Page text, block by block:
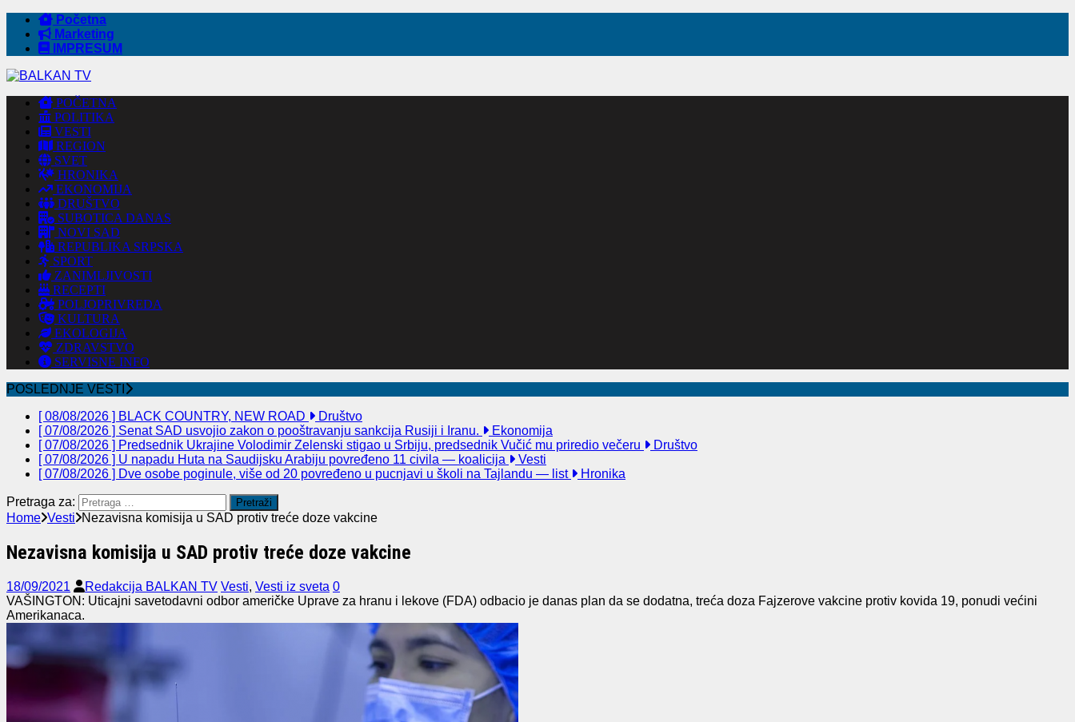
Početna
Marketing
IMPRESUM
POČETNA
POLITIKA
VESTI
REGION
SVET
HRONIKA
EKONOMIJA
DRUŠTVO
SUBOTICA DANAS
NOVI SAD
REPUBLIKA SRPSKA
SPORT
ZANIMLJIVOSTI
RECEPTI
POLJOPRIVREDA
KULTURA
EKOLOGIJA
ZDRAVSTVO
SERVISNE INFO
POSLEDNJE VESTI
[ 08/08/2026 ] BLACK COUNTRY, NEW ROAD
Društvo
[ 07/08/2026 ] Senat SAD usvojio zakon o pooštravanju sankcija Rusiji i Iranu.
Ekonomija
[ 07/08/2026 ] Predsednik Ukrajine Volodimir Zelenski stigao u Srbiju, predsednik Vučić mu priredio večeru
Društvo
[ 07/08/2026 ] U napadu Huta na Saudijsku Arabiju povređeno 11 civila — koalicija
Vesti
[ 07/08/2026 ] Dve osobe poginule, više od 20 povređeno u pucnjavi u školi na Tajlandu — list Hronika
Pretraga za:
Home Vesti Nezavisna komisija u SAD protiv treće doze vakcine
Nezavisna komisija u SAD protiv treće doze vakcine
18/09/2021 Redakcija BALKAN TV Vesti, Vesti iz sveta 0
VAŠINGTON: Uticajni savetodavni odbor američke Uprave za hranu i lekove (FDA) odbacio je danas plan da se dodatna, treća doza Fajzerove vakcine protiv kovida 19, ponudi većini
Amerikanaca.